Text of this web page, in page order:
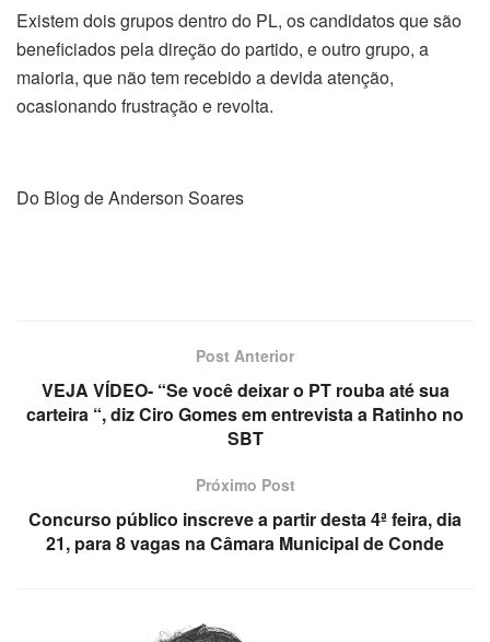
Existem dois grupos dentro do PL, os candidatos que são
beneficiados pela direção do partido, e outro grupo, a
maioria, que não tem recebido a devida atenção,
ocasionando frustração e revolta.
Do Blog de Anderson Soares
Post Anterior
VEJA VÍDEO- “Se você deixar o PT rouba até sua
carteira “, diz Ciro Gomes em entrevista a Ratinho no
SBT
Próximo Post
Concurso público inscreve a partir desta 4ª feira, dia
21, para 8 vagas na Câmara Municipal de Conde